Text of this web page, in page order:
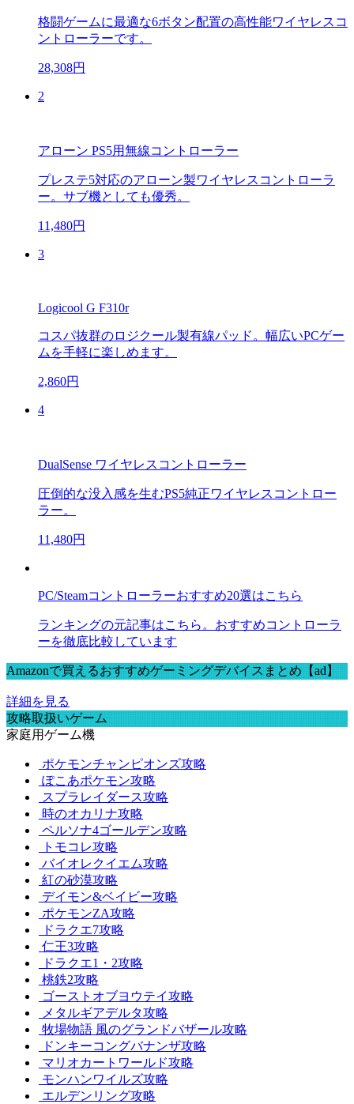
格闘ゲームに最適な6ボタン配置の高性能ワイヤレスコ
ントローラーです。
28,308円
2
アローン PS5用無線コントローラー
プレステ5対応のアローン製ワイヤレスコントローラ
ー。サブ機としても優秀。
11,480円
3
Logicool G F310r
コスパ抜群のロジクール製有線パッド。幅広いPCゲー
ムを手軽に楽しめます。
2,860円
4
DualSense ワイヤレスコントローラー
圧倒的な没入感を生むPS5純正ワイヤレスコントロー
ラー。
11,480円
PC/Steamコントローラーおすすめ20選はこちら
ランキングの元記事はこちら。おすすめコントローラ
ーを徹底比較しています
Amazonで買えるおすすめゲーミングデバイスまとめ【ad】
詳細を見る
攻略取扱いゲーム
家庭用ゲーム機
ポケモンチャンピオンズ攻略
ぽこあポケモン攻略
スプラレイダース攻略
時のオカリナ攻略
ペルソナ4ゴールデン攻略
トモコレ攻略
バイオレクイエム攻略
紅の砂漠攻略
デイモン&ベイビー攻略
ポケモンZA攻略
ドラクエ7攻略
仁王3攻略
ドラクエ1・2攻略
桃鉄2攻略
ゴーストオブヨウテイ攻略
メタルギアデルタ攻略
牧場物語 風のグランドバザール攻略
ドンキーコングバナンザ攻略
マリオカートワールド攻略
モンハンワイルズ攻略
エルデンリング攻略